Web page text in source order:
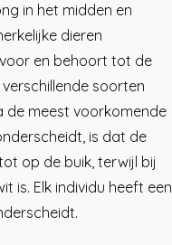
in het midden en
dieren
en behoort tot de
soorten
de meest voorkomende
is dat de
op de buik, terwijl bij
is. Elk individu heeft een